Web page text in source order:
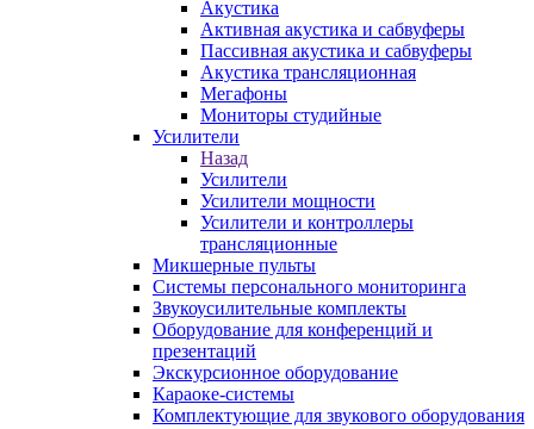
Акустика
Активная акустика и сабвуферы
Пассивная акустика и сабвуферы
Акустика трансляционная
Мегафоны
Мониторы студийные
Усилители
Назад
Усилители
Усилители мощности
Усилители и контроллеры
трансляционные
Микшерные пульты
Системы персонального мониторинга
Звукоусилительные комплекты
Оборудование для конференций и
презентаций
Экскурсионное оборудование
Караоке-системы
Комплектующие для звукового оборудования